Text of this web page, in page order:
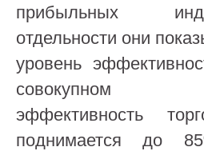
прибыльных
отдельности они
уровень
совокупном
эффективность
поднимается до